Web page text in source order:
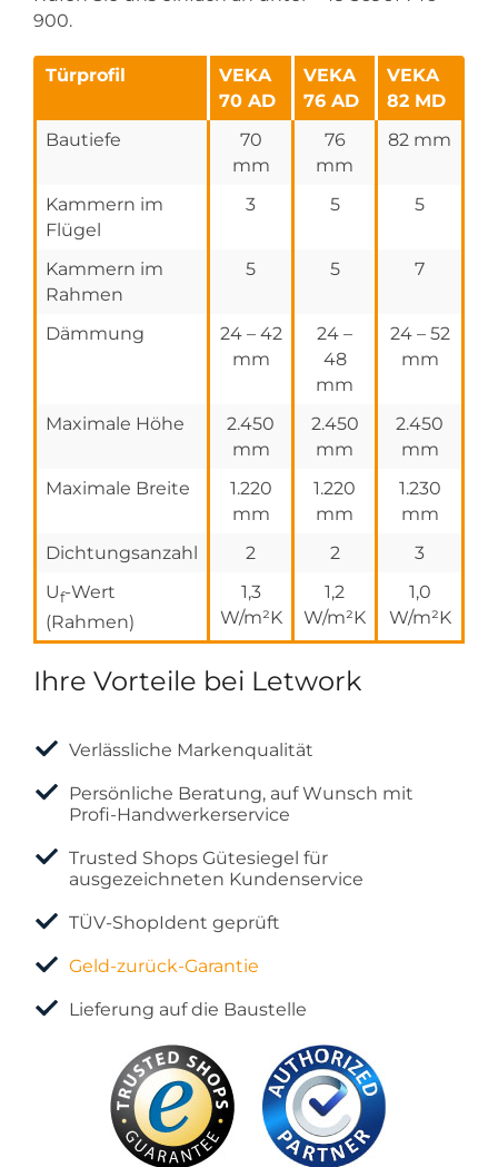
900.
Türprofil
VEKA
70 AD
VEKA
76 AD
VEKA
82 MD
Bautiefe
70
mm
76
mm
82 mm
Kammern im
Flügel
3 5 5
Kammern im
Rahmen
5 5 7
Dämmung
24 – 42
mm
24 –
48
mm
24 – 52
mm
Maximale Höhe
2.450
mm
2.450
mm
2.450
mm
Maximale Breite
1.220
mm
1.220
mm
1.230
mm
Dichtungsanzahl
2 2
3
Uf-Wert
(Rahmen)
1,3
W/m²K
1,2
W/m²K
1,0
W/m²K
Ihre Vorteile bei Letwork
Verlässliche Markenqualität
Persönliche Beratung, auf Wunsch mit
Profi-Handwerkerservice
Trusted Shops Gütesiegel für
ausgezeichneten Kundenservice
TÜV-ShopIdent geprüft
Geld-zurück-Garantie
Lieferung auf die Baustelle